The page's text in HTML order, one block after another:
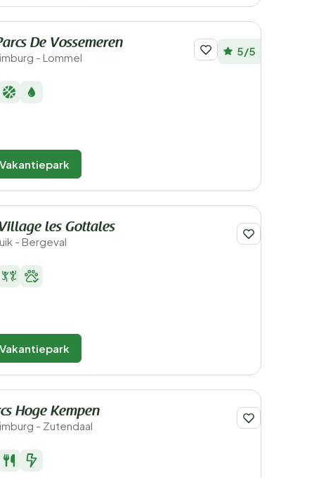
De Vossemeren
- Lommel 5/5
les Gottales
- Bergeval
Hoge Kempen
- Zutendaal